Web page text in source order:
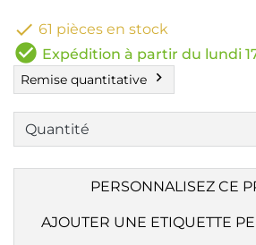
 61 pièces en stock
check_circle Expédition à partir du lundi
Remise quantitative chevron_right
PERSONNALISEZ CE
AJOUTER UNE ETIQUETTE